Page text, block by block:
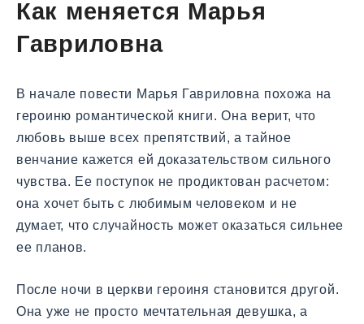
Как меняется Марья
Гавриловна
В начале повести Марья Гавриловна похожа на
героиню романтической книги. Она верит, что
любовь выше всех препятствий, а тайное
венчание кажется ей доказательством сильного
чувства. Ее поступок не продиктован расчетом:
она хочет быть с любимым человеком и не
думает, что случайность может оказаться сильнее
ее планов.
После ночи в церкви героиня становится другой.
Она уже не просто мечтательная девушка, а